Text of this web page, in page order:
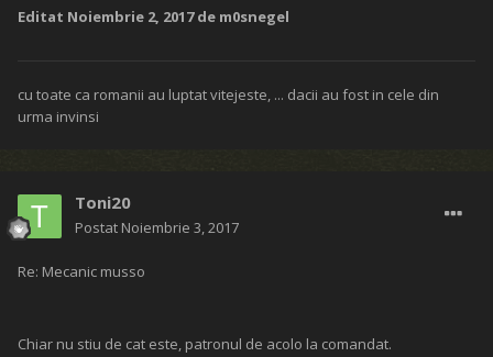
Editat Noiembrie 2, 2017de m0snegel
cu toate ca romanii au luptat vitejeste, ... dacii au fost in cele din
urma invinsi
Toni20
Postat Noiembrie 3, 2017
Re: Mecanic musso
Chiar nu stiu de cat este, patronul de acolo la comandat.